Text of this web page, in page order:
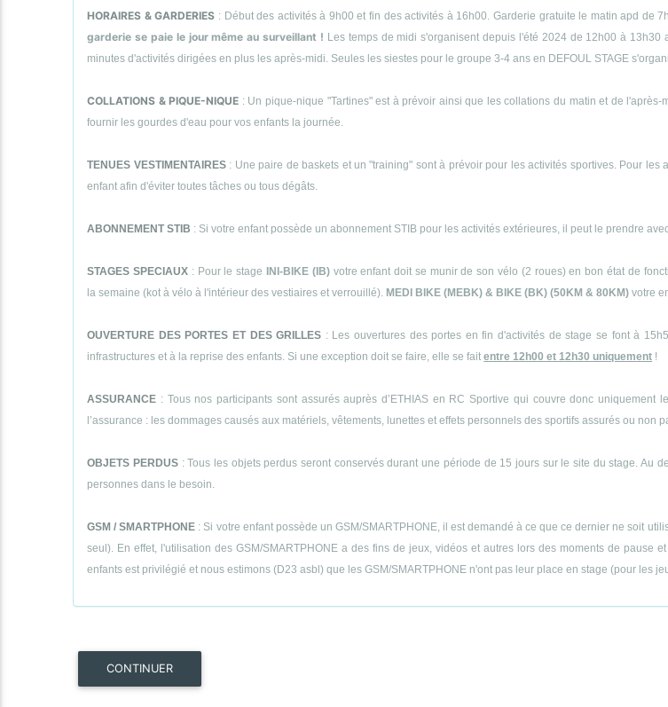
HORAIRES & GARDERIES : Début des activités à 9h00 et fin des activités à 16h00. Garderie gratuite le matin apd de
garderie se paie le jour même au surveillant ! Les temps de midi s'organisent depuis l'été 2024 de 12h00 à
minutes d'activités dirigées en plus les après-midi. Seules les siestes pour le groupe 3-4 ans en DEFOUL STAGE
COLLATIONS & PIQUE-NIQUE : Un pique-nique "Tartines" est à prévoir ainsi que les collations du matin et de
fournir les gourdes d'eau pour vos enfants la journée.
TENUES VESTIMENTAIRES: Une paire de baskets et un "training" sont à prévoir pour les activités sportives. Pour
enfant afin d'éviter toutes tâches ou tous dégâts.
ABONNEMENT STIB : Si votre enfant possède un abonnement STIB pour les activités extérieures, il peut le prendre
STAGES SPECIAUX: Pour le stage INI-BIKE (IB)votre enfant doit se munir de son vélo (2 roues) en bon état de
la semaine (kot à vélo à l'intérieur des vestiaires et verrouillé). MEDI BIKE (MEBK) & BIKE (BK) (50KM & 80KM)votre
OUVERTURE DES PORTES ET DES GRILLES : Les ouvertures des portes en fin d'activités de stage se font à
infrastructures et à la reprise des enfants. Si une exception doit se faire, elle se faitentre 12h00 et 12h30 uniquement !
ASSURANCE : Tous nos participants sont assurés auprès d’ETHIAS en RC Sportive qui couvre donc
l’assurance : les dommages causés aux matériels, vêtements, lunettes et effets personnels des sportifs assurés ou non
OBJETS PERDUS: Tous les objets perdus seront conservés durant une période de 15 jours sur le site du stage. Au
personnes dans le besoin.
GSM / SMARTPHONE : Si votre enfant possède un GSM/SMARTPHONE, il est demandé à ce que ce dernier ne soit
seul). En effet, l'utilisation des GSM/SMARTPHONE a des fins de jeux, vidéos et autres lors des moments de
enfants est privilégié et nous estimons (D23 asbl) que les GSM/SMARTPHONE n'ont pas leur place en stage (pour les
CONTINUER